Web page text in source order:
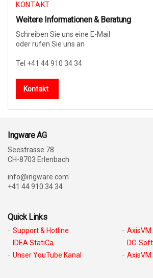
KONTAKT
Weitere Informationen & Beratung
Schreiben Sie uns eine E-Mail
oder rufen Sie uns an
Tel +41 44 910 34 34
Kontakt
Ingware AG
Seestrasse 78
CH-8703 Erlenbach
info@ingware.com
+41 44 910 34 34
Quick Links
Support & Hotline
AxisVM
IDEA StatiCa
DC-
Unser YouTube Kanal
AxisVM